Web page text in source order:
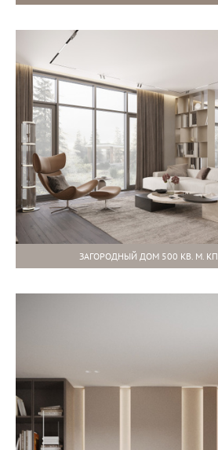
ЗАГОРОДНЫЙ ДОМ 500 КВ. М.